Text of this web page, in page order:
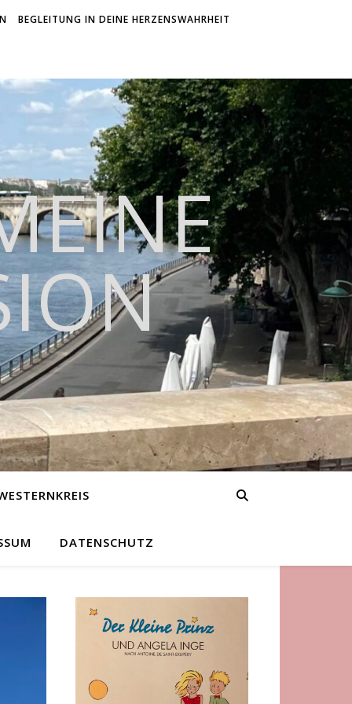
BEGLEITUNG IN DEINE HERZENSWAHRHEIT
DATENSCHUTZ